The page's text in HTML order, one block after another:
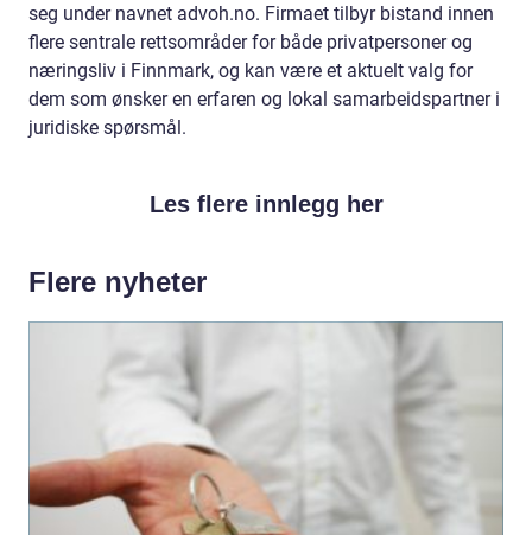
seg under navnet advoh.no. Firmaet tilbyr bistand innen
flere sentrale rettsområder for både privatpersoner og
næringsliv i Finnmark, og kan være et aktuelt valg for
dem som ønsker en erfaren og lokal samarbeidspartner i
juridiske spørsmål.
Les flere innlegg her
Flere nyheter